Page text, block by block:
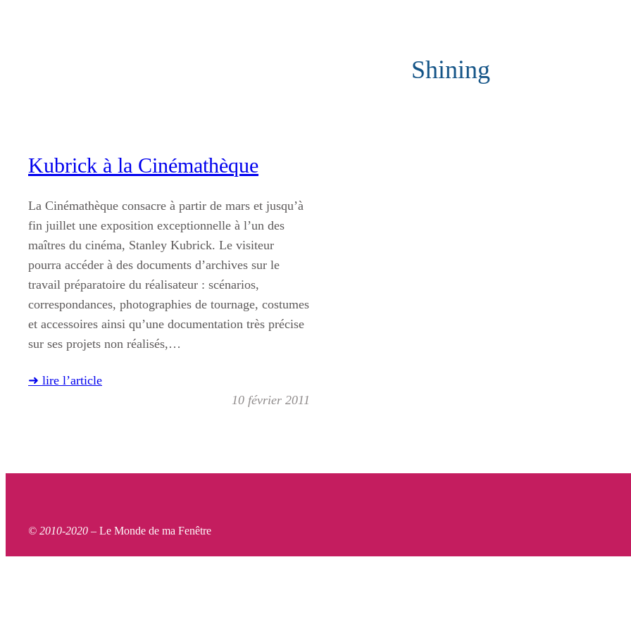
Shining
Kubrick à la Cinémathèque
La Cinémathèque consacre à partir de mars et jusqu’à
fin juillet une exposition exceptionnelle à l’un des
maîtres du cinéma, Stanley Kubrick. Le visiteur
pourra accéder à des documents d’archives sur le
travail préparatoire du réalisateur : scénarios,
correspondances, photographies de tournage, costumes
et accessoires ainsi qu’une documentation très précise
sur ses projets non réalisés,…
➜ lire l’article
10 février 2011
© 2010-2020 – Le Monde de ma Fenêtre